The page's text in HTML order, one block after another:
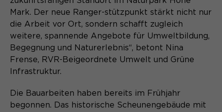
Name PHPSESSID
Anbieter Session-Cookies
Laufzeit
Schließen des Browsers wieder
gelöscht.
Anbieter Matomo
Laufzeit 30 Minuten
Zweck
Speichert vorübergehend Daten der
Zweck
Speichert die vom Nutzer gewählte
Sprache für die automatische
Übersetzung der Website.
Mark. Der neue Ranger-stützpunkt stärkt nicht nur
die Arbeit vor Ort, sondern schafft zugleich
weitere, spannende Angebote für Umweltbildung,
Begegnung und Naturerlebnis“, betont Nina
Frense, RVR-Beigeordnete Umwelt und Grüne
Infrastruktur.
Die Bauarbeiten haben bereits im Frühjahr
begonnen. Das historische Scheunengebäude mit